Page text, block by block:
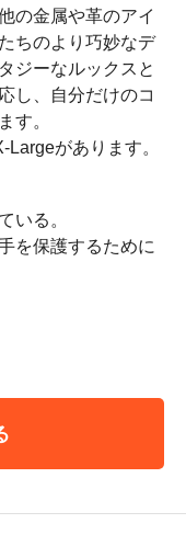
の金属や革のアイ
ちのより巧妙なデ
ジーなルックスと
し、自分だけのコ
す。
があります。
いる。
を保護するために